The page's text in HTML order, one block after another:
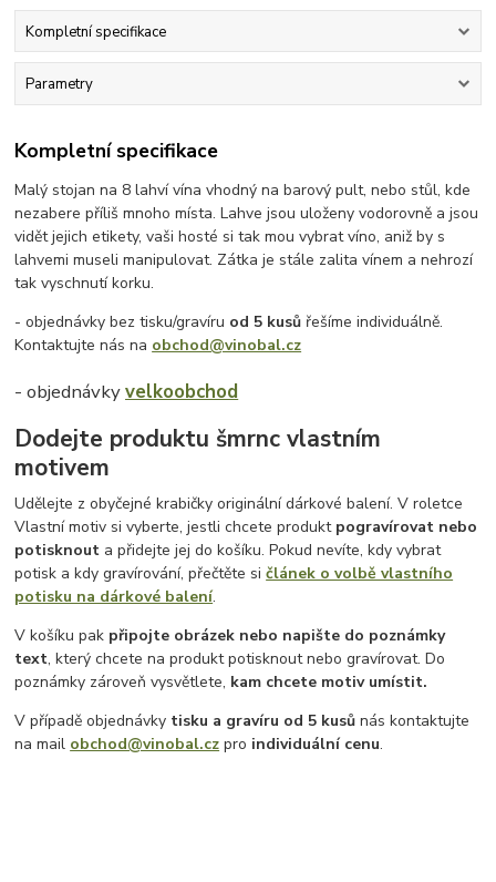
Kompletní specifikace
Parametry
Kompletní specifikace
Malý stojan na 8 lahví vína vhodný na barový pult, nebo stůl, kde
nezabere příliš mnoho místa. Lahve jsou uloženy vodorovně a jsou
vidět jejich etikety, vaši hosté si tak mou vybrat víno, aniž by s
lahvemi museli manipulovat. Zátka je stále zalita vínem a nehrozí
tak vyschnutí korku.
- objednávky bez tisku/gravíru od 5 kusů řešíme individuálně.
Kontaktujte nás na obchod@vinobal.cz
- objednávkyvelkoobchod
Dodejte produktu šmrnc vlastním
motivem
Udělejte z obyčejné krabičky originální dárkové balení. V roletce
Vlastní motiv si vyberte, jestli chcete produkt pogravírovat nebo
potisknout a přidejte jej do košíku. Pokud nevíte, kdy vybrat
potisk a kdy gravírování, přečtěte sičlánek o volbě vlastního
potisku na dárkové balení.
V košíku pak připojte obrázek nebo napište do poznámky
text, který chcete na produkt potisknout nebo gravírovat. Do
poznámky zároveň vysvětlete, kam chcete motiv umístit.
V případě objednávky tisku a gravíru od 5 kusů nás kontaktujte
na mail obchod@vinobal.cz pro individuální cenu.